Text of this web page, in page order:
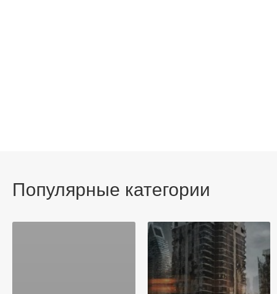
Популярные категории